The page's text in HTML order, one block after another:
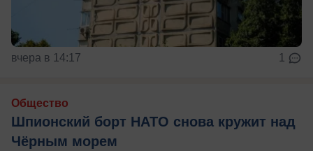
вчера в 14:17 1
Общество
Шпионский борт НАТО снова кружит над
Чёрным морем